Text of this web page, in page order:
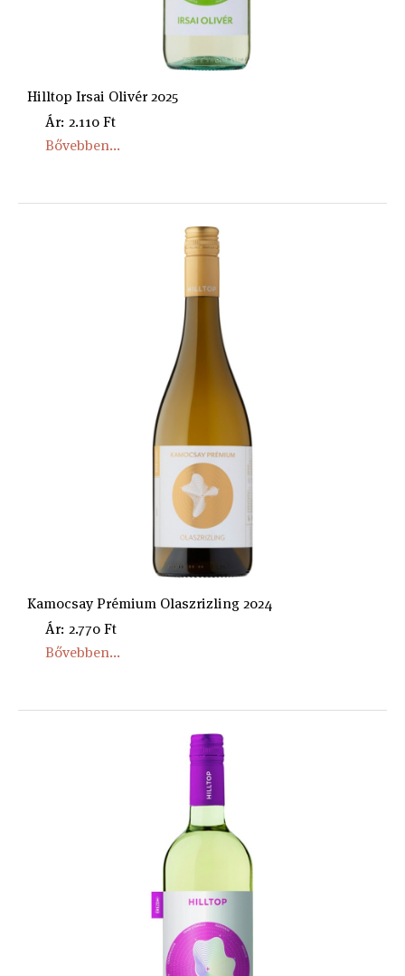
Hilltop Irsai Olivér 2025
Ár: 2.110 Ft
Bővebben...
Kamocsay Prémium Olaszrizling 2024
Ár: 2.770 Ft
Bővebben...